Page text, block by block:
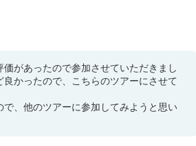
があったので参加させていただきまし
かったので、こちらのツアーにさせて
で、他のツアーに参加してみようと思い